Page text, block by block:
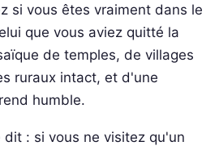
si vous êtes vraiment dans le
que vous aviez quitté la
de temples, de villages
ruraux intact, et d'une
humble.
dit : si vous ne visitez qu'un